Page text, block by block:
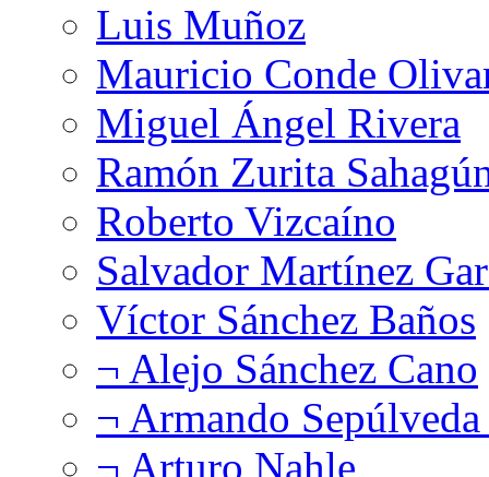
Luis Muñoz
Mauricio Conde
Miguel Ángel Rivera
Ramón Zurita
Roberto Vizcaíno
Salvador Martínez
Víctor Sánchez Baños
¬ Alejo Sánchez Cano
¬ Armando
¬ Arturo Nahle